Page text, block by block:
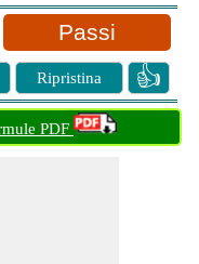
Passi
Ripristina 👍
PDF